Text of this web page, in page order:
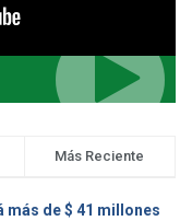
Más Reciente
más de $ 41 millones